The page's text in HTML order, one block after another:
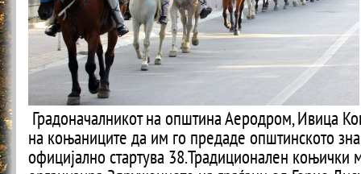
Градоначалникот на општина Аеродром, Ивица
на коњаниците да им го предаде општинското
официјално стартува 38.Традиционален коњички